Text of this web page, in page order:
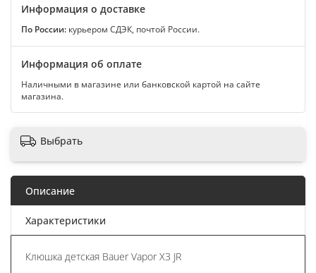
Информация о доставке
По России: курьером СДЭК, почтой России.
Информация об оплате
Наличными в магазине или банковской картой на сайте
магазина.
Выбрать
Описание
Характеристики
Клюшка детская Bauer Vapor X3 JR